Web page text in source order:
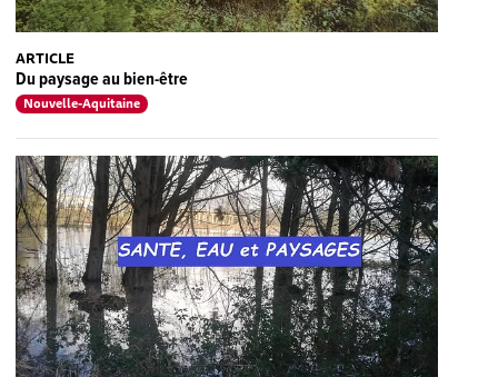
ARTICLE
Du paysage au bien-être
Nouvelle-Aquitaine